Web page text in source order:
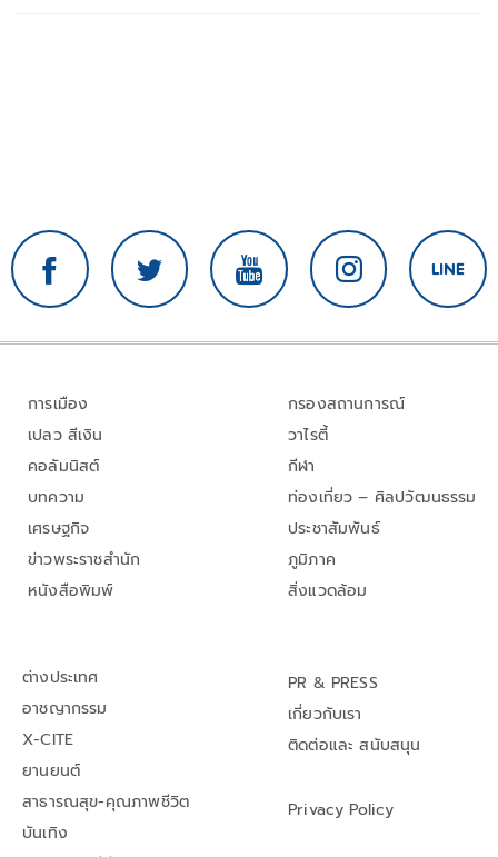
การเมือง
เปลว สีเงิน
คอลัมนิสต์
บทความ
เศรษฐกิจ
ข่าวพระราชสำนัก
หนังสือพิมพ์
กรองสถานการณ์
วาไรตี้
กีฬา
ท่องเที่ยว – ศิลปวัฒนธรรม
ประชาสัมพันธ์
ภูมิภาค
สิ่งแวดล้อม
ต่างประเทศ
อาชญากรรม
X-CITE
ยานยนต์
สาธารณสุข-คุณภาพชีวิต
บันเทิง
PR & PRESS
เกี่ยวกับเรา
ติดต่อและ สนับสนุน
Privacy Policy